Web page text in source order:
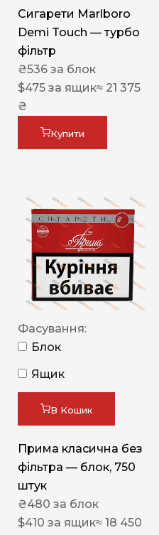
Сигарети Marlboro
Demi Touch — турбо
фільтр
₴536 за блок
$475 за ящик≈ 21 375
₴
Купити
Фасування:
Блок
Ящик
В Кошик
Прима класична без
фільтра — блок, 750
штук
₴480 за блок
$410 за ящик≈ 18 450